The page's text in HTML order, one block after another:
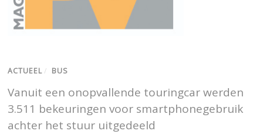
ACTUEEL / BUS
Vanuit een onopvallende touringcar werden
3.511 bekeuringen voor smartphonegebruik
achter het stuur uitgedeeld